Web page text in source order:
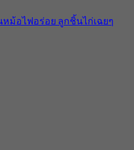
ม้อไฟอร่อย ลูกชิ้นไก่เฉยๆ